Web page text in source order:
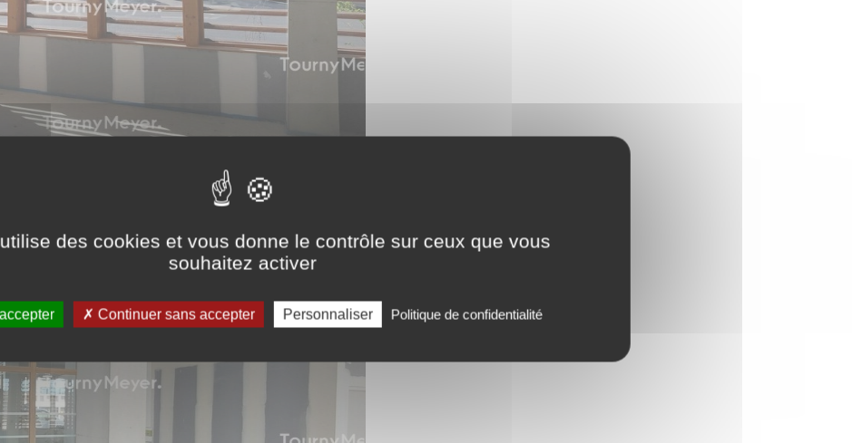
des cookies et vous donne le contrôle sur ceux que vous
souhaitez activer
Continuer sans accepter Personnaliser Politique de confidentialité